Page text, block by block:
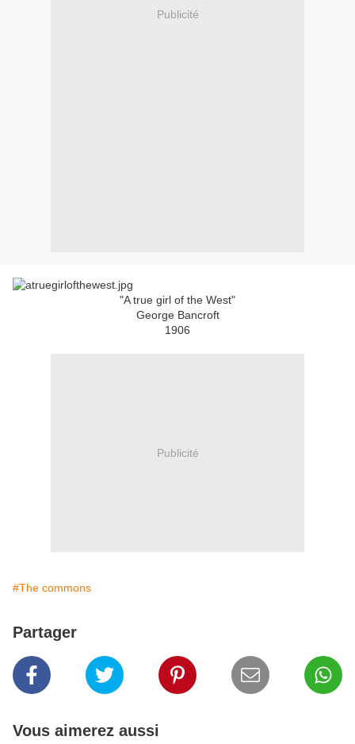
Publicité
"A true girl of the West"
George Bancroft
1906
Publicité
#The commons
Partager
Vous aimerez aussi